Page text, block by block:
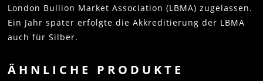
London Bullion Market Association (LBMA) zugelassen.
Ein Jahr später erfolgte die Akkreditierung der LBMA
auch für Silber.
ÄHNLICHE PRODUKTE